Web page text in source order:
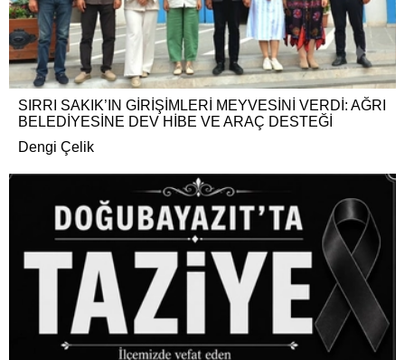
SIRRI SAKIK’IN GİRİŞİMLERİ MEYVESİNİ VERDİ: AĞRI
BELEDİYESİNE DEV HİBE VE ARAÇ DESTEĞİ
Dengi Çelik